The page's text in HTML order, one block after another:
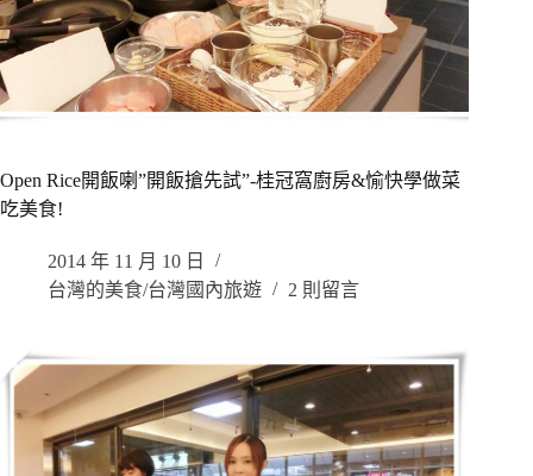
Open Rice開飯喇”開飯搶先試”-桂冠窩廚房&愉快學做菜
吃美食!
2014 年 11 月 10 日
台灣的美食/台灣國內旅遊
2 則留言